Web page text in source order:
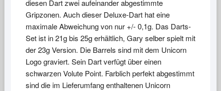
diesen Dart zwei aufeinander abgestimmte
Gripzonen. Auch dieser Deluxe-Dart hat eine
maximale Abweichung von nur +/- 0,1g. Das Darts-
Set ist in 21g bis 25g erhältlich, Gary selber spielt mit
der 23g Version. Die Barrels sind mit dem Unicorn
Logo graviert. Sein Dart verfügt über einen
schwarzen Volute Point. Farblich perfekt abgestimmt
sind die im Lieferumfang enthaltenen Unicorn